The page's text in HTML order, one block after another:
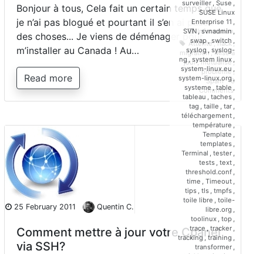
Bonjour à tous, Cela fait un certain temps que
je n’ai pas blogué et pourtant il s’en ai passé
des choses... Je viens de déménager pour
m’installer au Canada ! Au…
Read more
Information
Attente,hack ,
migration ,Mise a
jour,mutualisé,
problème ,
Spam
6
Commentson
cPanel
remplacé
par
R1Soft/
chez
25 February 2011 Quentin C.
Comment mettre à jour votre Cpanel
via SSH?
surveiller , Suse ,
SUSE Linux
Enterprise 11 ,
SVN,svnadmin,
swap,switch ,
syslog, syslog-
ng,system linux ,
system-linux.eu ,
system-linux.org,
systeme,table ,
tableau , taches ,
tag , taille , tar ,
téléchargement ,
température ,
Template ,
templates ,
Terminal , tester ,
tests , text ,
threshold.conf ,
time , Timeout ,
tips , tls , tmpfs ,
toile libre , toile-
libre.org ,
toolinux , top ,
trace,tracker ,
tracking, training ,
transformer ,